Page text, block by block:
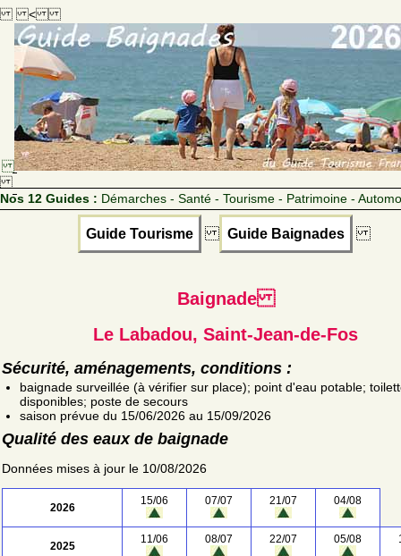
<
Nos 12 Guides : Démarches - Santé - Tourisme - Patrimoine -
Guide Tourisme Guide Baignades
Baignade
Le Labadou, Saint-Jean-de-Fos
Sécurité, aménagements, conditions :
baignade surveillée (à vérifier sur place); point d'eau potable;
disponibles; poste de secours
saison prévue du 15/06/2026 au 15/09/2026
Qualité des eaux de baignade
Données mises à jour le 10/08/2026
2026
15/06 07/07 21/07 04/08
2025
11/06 08/07 22/07 05/08